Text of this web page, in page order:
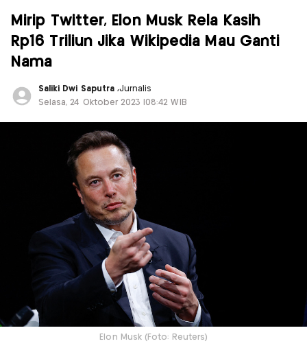
Mirip Twitter, Elon Musk Rela Kasih
Rp16 Triliun Jika Wikipedia Mau Ganti
Nama
Saliki Dwi Saputra ,Jurnalis
Selasa, 24 Oktober 2023 |08:42 WIB
Elon Musk (Foto: Reuters)